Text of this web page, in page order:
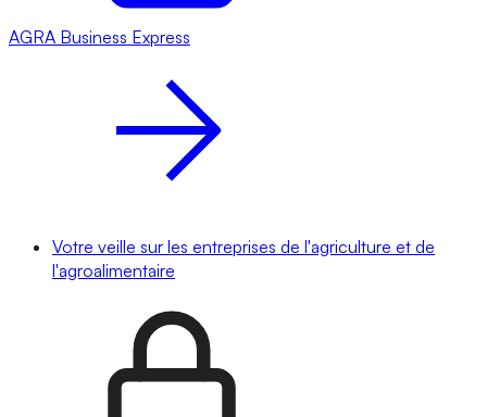
AGRA Business Express
Votre veille sur les entreprises de l'agriculture et de
l'agroalimentaire